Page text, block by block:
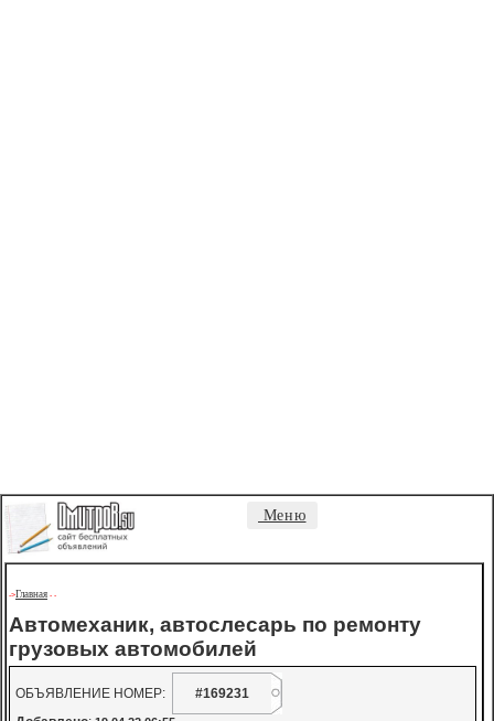
Меню
->Главная - -
Автомеханик, автослесарь по ремонту
грузовых автомобилей
ОБЪЯВЛЕНИЕ НОМЕР:
#169231